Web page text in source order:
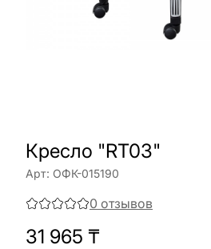
Кресло "RT03"
Арт: ОФК-015190
0 отзывов
31 965 ₸